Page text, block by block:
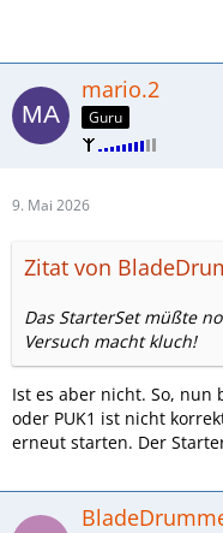
mario.2
Guru
9. Mai 2026
Zitat von
Das StarterSet müßte
Versuch macht kluch!
Ist es aber nicht. So,
oder PUK1 ist nicht
erneut starten. Der